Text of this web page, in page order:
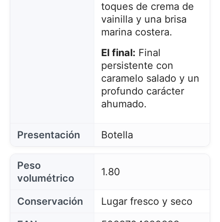
toques de crema de
vainilla y una brisa
marina costera.
El final: Final
persistente con
caramelo salado y un
profundo carácter
ahumado.
Presentación Botella
Peso
volumétrico
1.80
Conservación
Lugar fresco y seco
Este sitio web utiliza cookies
almacenar y escribir información en su navegador y
en su dispositivo. La información procesada por
estas tecnologías incluye datos relacionados con su
cuenta de usuario, que pueden incluir
identificadores personales (por ejemplo, dirección IP
y detalles de la sesión) e historial de navegación.
Utilizamos esta información para diversos fines: por
recordar las elecciones del usuario, mejorar nuestro
eligiendo aceptar solo las cookies necesarias.
Puede personalizar su elección y seleccionar las
cookies que nos permite utilizar en su sesión.